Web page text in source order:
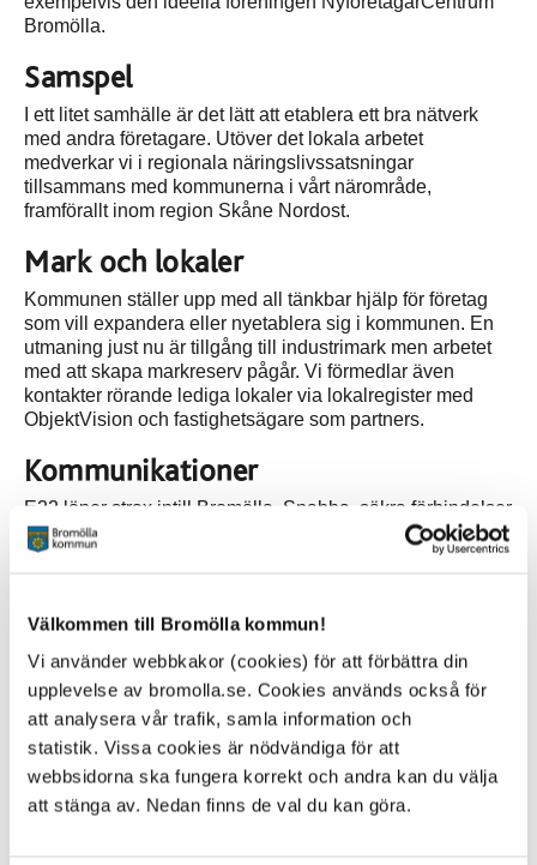
Välkommen till Bromölla kommun!
Vi använder webbkakor (cookies) för att förbättra din
upplevelse av bromolla.se. Cookies används också för
att analysera vår trafik, samla information och
statistik. Vissa cookies är nödvändiga för att
webbsidorna ska fungera korrekt och andra kan du välja
att stänga av. Nedan finns de val du kan göra.
Bromölla.
Samspel
I ett litet samhälle är det lätt att etablera ett bra nätverk
med andra företagare. Utöver det lokala arbetet
medverkar vi i regionala näringslivssatsningar
tillsammans med kommunerna i vårt närområde,
framförallt inom region Skåne Nordost.
Mark och lokaler
Kommunen ställer upp med all tänkbar hjälp för företag
som vill expandera eller nyetablera sig i kommunen. En
utmaning just nu är tillgång till industrimark men arbetet
med att skapa markreserv pågår. Vi förmedlar även
kontakter rörande lediga lokaler via lokalregister med
ObjektVision och fastighetsägare som partners.
Kommunikationer
E22 löper strax intill Bromölla. Snabba, säkra förbindelser
direkt till kontinenten. På knappa halvtimmen når man
flygplatsen Kristianstad Österlen Airport. Lägg därtill
Näringslivsstatistik - näringslivsfakta
Företagsklimatet Bromölla kommun - Svenskt Näringsliv